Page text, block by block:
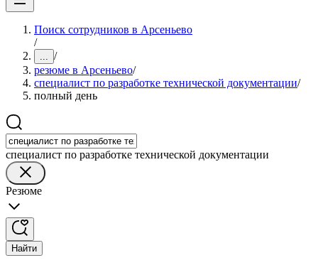
Поиск сотрудников в Арсеньево
/
... /
резюме в Арсеньево/
специалист по разработке технической документации/
полный день
специалист по разработке технической документации
Резюме
Найти